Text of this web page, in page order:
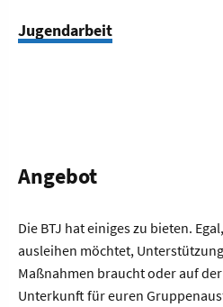
Jugendarbeit
Angebot
Die BTJ hat einiges zu bieten.
ausleihen möchtet,
Maßnahmen braucht oder auf
Unterkunft für euren